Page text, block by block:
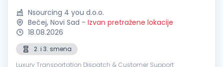
Nsourcing 4 you d.o.o.
Bečej, Novi Sad - Izvan pretražene lokacije
18.08.2026
2. i 3. smena
Luxury Transportation Dispatch & Customer Support